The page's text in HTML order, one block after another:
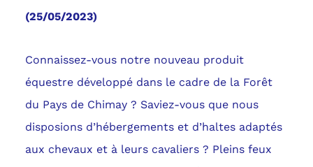
(25/05/2023)
Connaissez-vous notre nouveau produit
équestre développé dans le cadre de la Forêt
du Pays de Chimay ? Saviez-vous que nous
disposions d’hébergements et d’haltes adaptés
aux chevaux et à leurs cavaliers ? Pleins feux